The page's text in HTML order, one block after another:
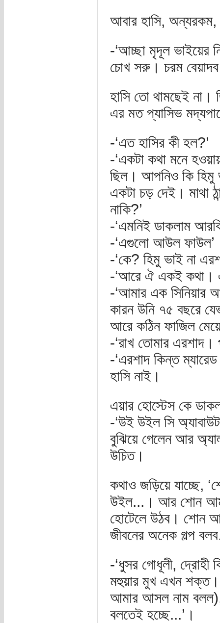
আবার হাসি,
-‘আচ্ছা মৃদূল ভাইয়ের
চোখ সরু। চরম
হাসি তো থামছেই
এর মত প্যাসিভ
-‘এত হাসির কী হল?’
-‘একটা কথা মনে
ছিল। আপনিও কি হিমু
একটা চড় দেই। মাথা
নাকি?’
-‘এমনিই ডাকলাম
-‘এগুলো আউল
-‘কে? হিমু ভাই না
-‘আরে ঐ একই কথা।
-‘আমার এক সিনিয়ার
কারন উনি ৭৫ বছরে
আরে কঠিন ফাজিল
-‘রাখ তোমার এরশাদ।
-‘এরশাদ কিন্ত
হাসি নাই।
এয়ার হোস্টেস কে
-‘উই উইল সি
বুঝিয়ে গেলেন আর
উচিত।
কথাও জড়িয়ে যাচ্ছে,
উইল...। আর শোন
হোটেলে উঠব। শোন
জীবনের অনেক গল্প
-‘ধুসর গোধূলী, দ্রোহী
মহুয়ার মুখ এখন শক্ত।
আমার আসল নাম বলল),
বলতেই হচ্ছে...’।